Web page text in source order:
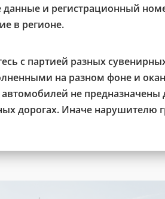
данные и регистрационный
в регионе.
с партией разных
на разном фоне и
не предназначены
дорогах. Иначе нарушителю